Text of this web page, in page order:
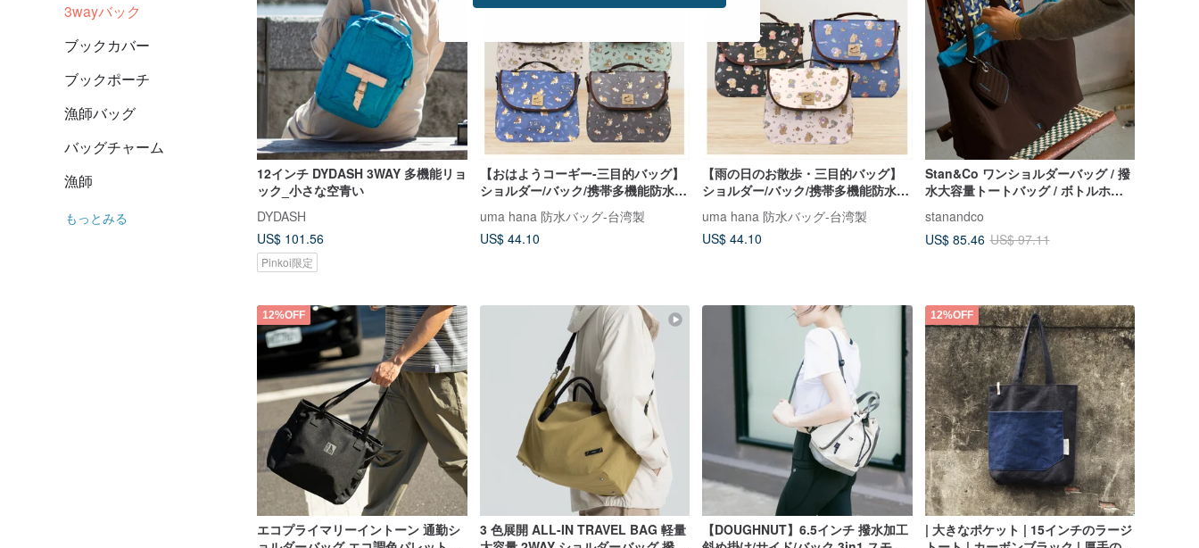
3wayバック
ブックカバー
ブックポーチ
漁師バッグ
バッグチャーム
漁師
もっとみる
12インチ DYDASH 3WAY 多機能リョ
ック_小さな空青い
DYDASH
US$ 101.56
Pinkoi限定
【おはようコーギー-三目的バッグ】
ショルダー/バック/携帯多機能防水リ
ュック
uma hana 防水バッグ-台湾製
US$ 44.10
【雨の日のお散歩・三目的バッグ】
ショルダー/バック/携帯多機能防水リ
ュック
uma hana 防水バッグ-台湾製
US$ 44.10
Stan&Co ワンショルダーバッグ / 撥
水大容量トートバッグ / ボトルホル
ダー内蔵 / A-Z 字母可選
stanandco
US$ 85.46 US$ 97.11
12%OFF
エコプライマリーイントーン 通勤シ
3 色展開 ALL-IN TRAVEL BAG 軽量
【DOUGHNUT】6.5インチ 撥水加工
12%OFF
| 大きなポケット | 15インチのラージ